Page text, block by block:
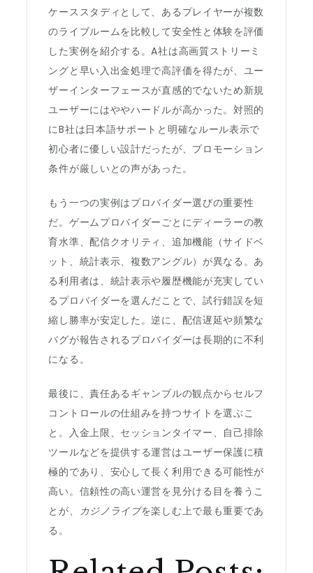
ケーススタディとして、あるプレイヤーが複数
のライブルームを比較して安全性と体験を評価
した実例を紹介する。A社は高画質ストリーミ
ングと早い入出金処理で高評価を得たが、ユー
ザーインターフェースが直感的でないため新規
ユーザーにはややハードルが高かった。対照的
にB社は日本語サポートと明確なルール表示で
初心者に優しい設計だったが、プロモーション
条件が厳しいとの声があった。
もう一つの実例はプロバイダー選びの重要性
だ。ゲームプロバイダーごとにディーラーの教
育水準、配信クオリティ、追加機能（サイドベ
ット、統計表示、複数アングル）が異なる。あ
る利用者は、統計表示や履歴機能が充実してい
るプロバイダーを選んだことで、試行錯誤を短
縮し勝率が安定した。逆に、配信遅延や頻繁な
バグが報告されるプロバイダーは長期的に不利
になる。
最後に、責任あるギャンブルの観点からセルフ
コントロールの仕組みを持つサイトを選ぶこ
と。入金上限、セッションタイマー、自己排除
ツールなどを提供する運営はユーザー保護に積
極的であり、安心して長く利用できる可能性が
高い。信頼性の高い運営を見分ける目を養うこ
とが、 カジノライブを楽しむ上で最も重要であ
る。